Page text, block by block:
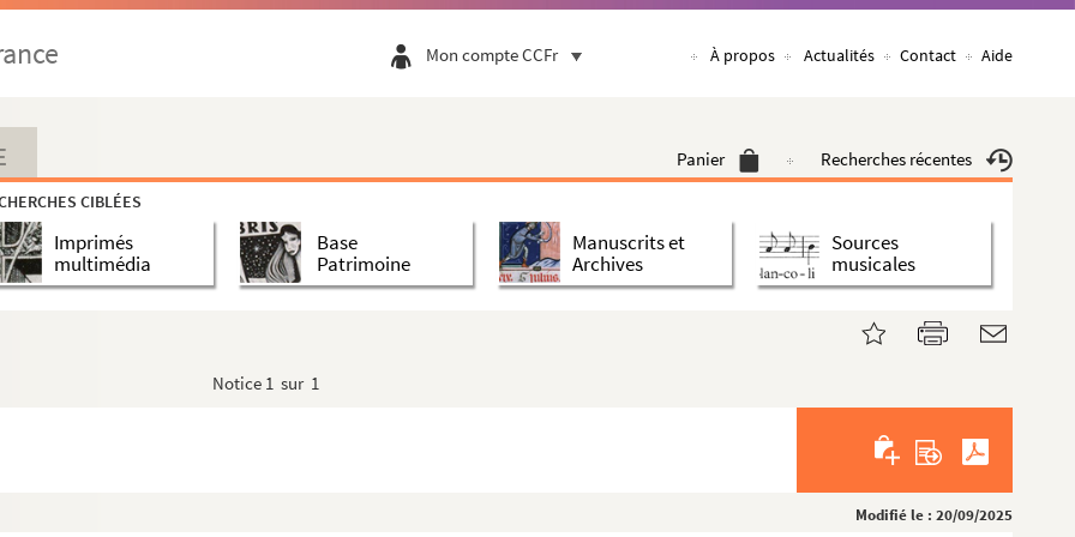
Mon compte CCFr À propos Actualités Contact Aide
Panier Recherches récentes
CIBLÉES
Imprimés
multimédia
Base
Patrimoine
Manuscrits et
Archives
Sources
musicales
Notice 1 sur 1
Modifié le : 20/09/2025